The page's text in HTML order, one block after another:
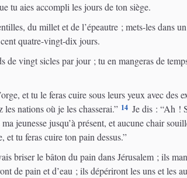
tu aies accompli les jours de ton siège.
du millet et de l’épeautre ; mets-les dans
quatre-vingt-dix jours.
de vingt sicles par jour ; tu en mangeras de
et tu le feras cuire sous leurs yeux avec des
nations où je les chasserai.” 14 Je dis : “Ah !
jeunesse jusqu’à présent, et aucune chair
et tu feras cuire ton pain dessus.”
briser le bâton du pain dans Jérusalem ; ils
de pain et d’eau ; ils dépériront les uns et les